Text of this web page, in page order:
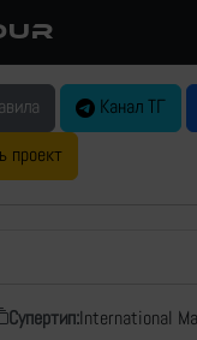
Канал ТГ
проект
Супертип:International